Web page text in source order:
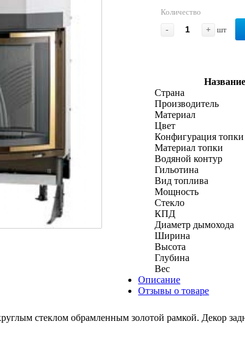
Количество
-
+ шт
Название
Страна
Производитель
Материал
Цвет
Конфигурация топки
Материал топки
Водяной контур
Гильотина
Вид топлива
Мощность
Стекло
КПД
Диаметр дымохода
Ширина
Высота
Глубина
Вес
Описание
Отзывы о товаре
стеклом обрамленным золотой рамкой. Декор